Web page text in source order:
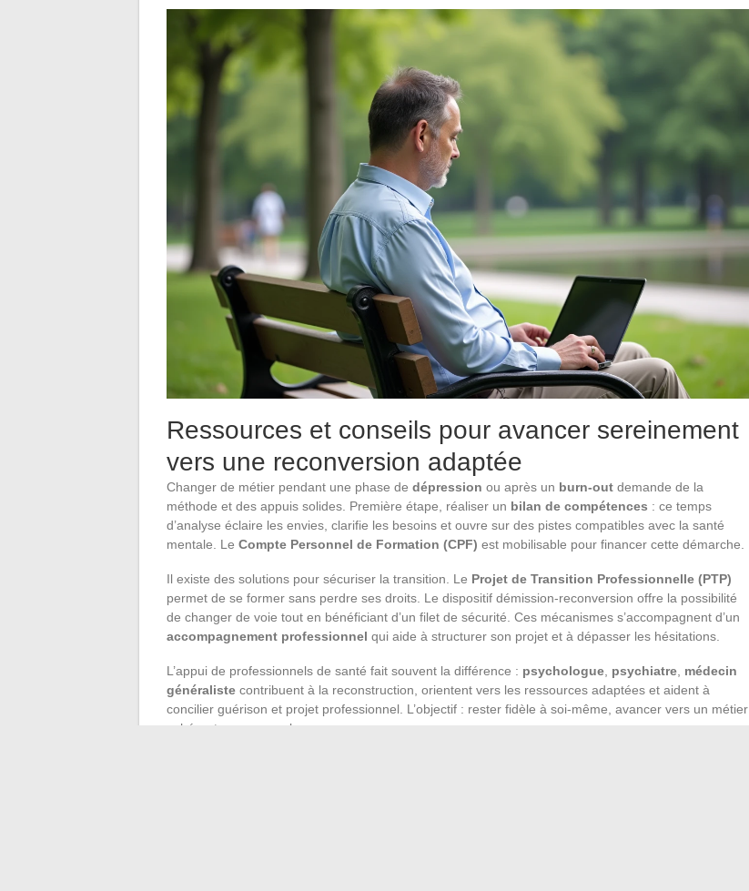
Ressources et conseils pour avancer sereinement
vers une reconversion adaptée
Changer de métier pendant une phase de dépression ou après un burn-out demande de la
méthode et des appuis solides. Première étape, réaliser un bilan de compétences : ce temps
d’analyse éclaire les envies, clarifie les besoins et ouvre sur des pistes compatibles avec la santé
mentale. Le Compte Personnel de Formation (CPF) est mobilisable pour financer cette démarche.
Il existe des solutions pour sécuriser la transition. Le Projet de Transition Professionnelle (PTP)
permet de se former sans perdre ses droits. Le dispositif démission-reconversion offre la possibilité
de changer de voie tout en bénéficiant d’un filet de sécurité. Ces mécanismes s’accompagnent d’un
accompagnement professionnel qui aide à structurer son projet et à dépasser les hésitations.
L’appui de professionnels de santé fait souvent la différence : psychologue psychiatre médecin
généraliste contribuent à la reconstruction, orientent vers les ressources adaptées et aident à
concilier guérison et projet professionnel. L’objectif : rester fidèle à soi-même, avancer vers un métier
cohérent avec ses valeurs.